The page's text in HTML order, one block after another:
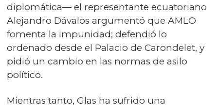
diplomática— el representante ecuatoriano
Alejandro Dávalos argumentó que AMLO
fomenta la impunidad; defendió lo
ordenado desde el Palacio de Carondelet, y
pidió un cambio en las normas de asilo
político.
Mientras tanto, Glas ha sufrido una